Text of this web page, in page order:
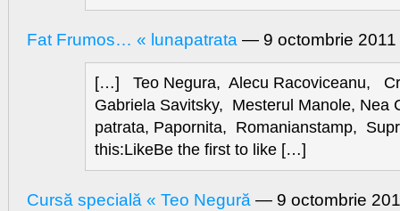
Fat Frumos… « lunapatrata — 9 octombrie
[…] Teo Negura, Alecu Racoviceanu,
Gabriela Savitsky, Mesterul Manole,
patrata, Papornita, Romanianstamp,
this:LikeBe the first to like […]
Cursă specială « Teo Negură — 9 octombrie